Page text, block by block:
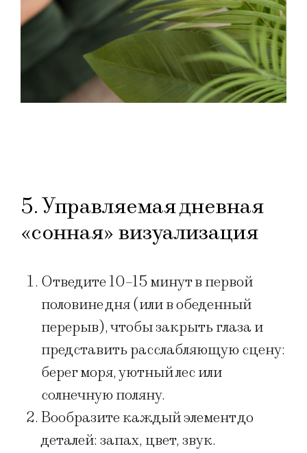
5. Управляемая дневная
«сонная» визуализация
Отведите 10–15 минут в первой
половине дня (или в обеденный
перерыв), чтобы закрыть глаза и
представить расслабляющую сцену:
берег моря, уютный лес или
солнечную поляну.
Вообразите каждый элемент до
деталей: запах, цвет, звук.